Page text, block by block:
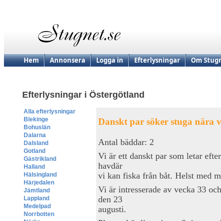
Hem Annonsera Logga in Efterlysningar Om
Efterlysningar i Östergötland
Alla efterlysningar
Blekinge
Bohuslän
Dalarna
Dalsland
Gotland
Gästrikland
Halland
Hälsingland
Härjedalen
Jämtland
Lappland
Medelpad
Norrbotten
Danskt par söker stuga nära
Antal bäddar: 2
Vi är ett danskt par som letar
havdär
vi kan fiska från båt. Helst med
Vi är intresserade av vecka 33
den 23
augusti.